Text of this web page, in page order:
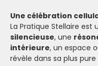
Une célébration
La Pratique Stellaire est
silencieuse, une
intérieure, un espace
révèle dans sa plus pure